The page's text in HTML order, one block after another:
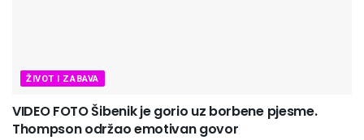
ŽIVOT I ZABAVA
VIDEO FOTO Šibenik je gorio uz borbene pjesme.
Thompson održao emotivan govor